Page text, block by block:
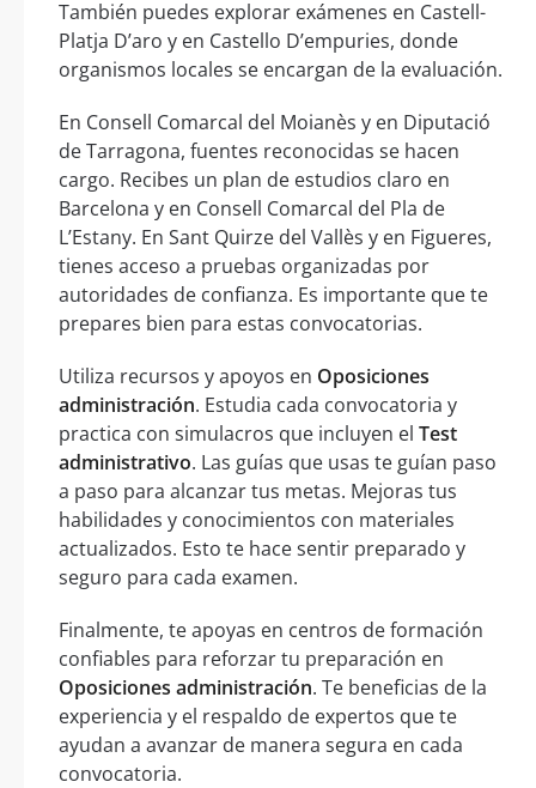
También puedes explorar exámenes en Castell-
Platja D’aro y en Castello D’empuries, donde
organismos locales se encargan de la evaluación.
En Consell Comarcal del Moianès y en Diputació
de Tarragona, fuentes reconocidas se hacen
cargo. Recibes un plan de estudios claro en
Barcelona y en Consell Comarcal del Pla de
L’Estany. En Sant Quirze del Vallès y en Figueres,
tienes acceso a pruebas organizadas por
autoridades de confianza. Es importante que te
prepares bien para estas convocatorias.
Utiliza recursos y apoyos en Oposiciones
administración. Estudia cada convocatoria y
practica con simulacros que incluyen el Test
administrativo. Las guías que usas te guían paso
a paso para alcanzar tus metas. Mejoras tus
habilidades y conocimientos con materiales
actualizados. Esto te hace sentir preparado y
seguro para cada examen.
Finalmente, te apoyas en centros de formación
confiables para reforzar tu preparación en
Oposiciones administración. Te beneficias de la
experiencia y el respaldo de expertos que te
ayudan a avanzar de manera segura en cada
convocatoria.